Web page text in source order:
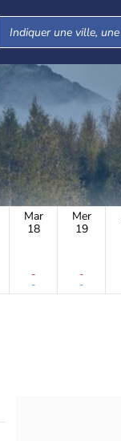
Mar
18
-
-
Mer
19
-
-